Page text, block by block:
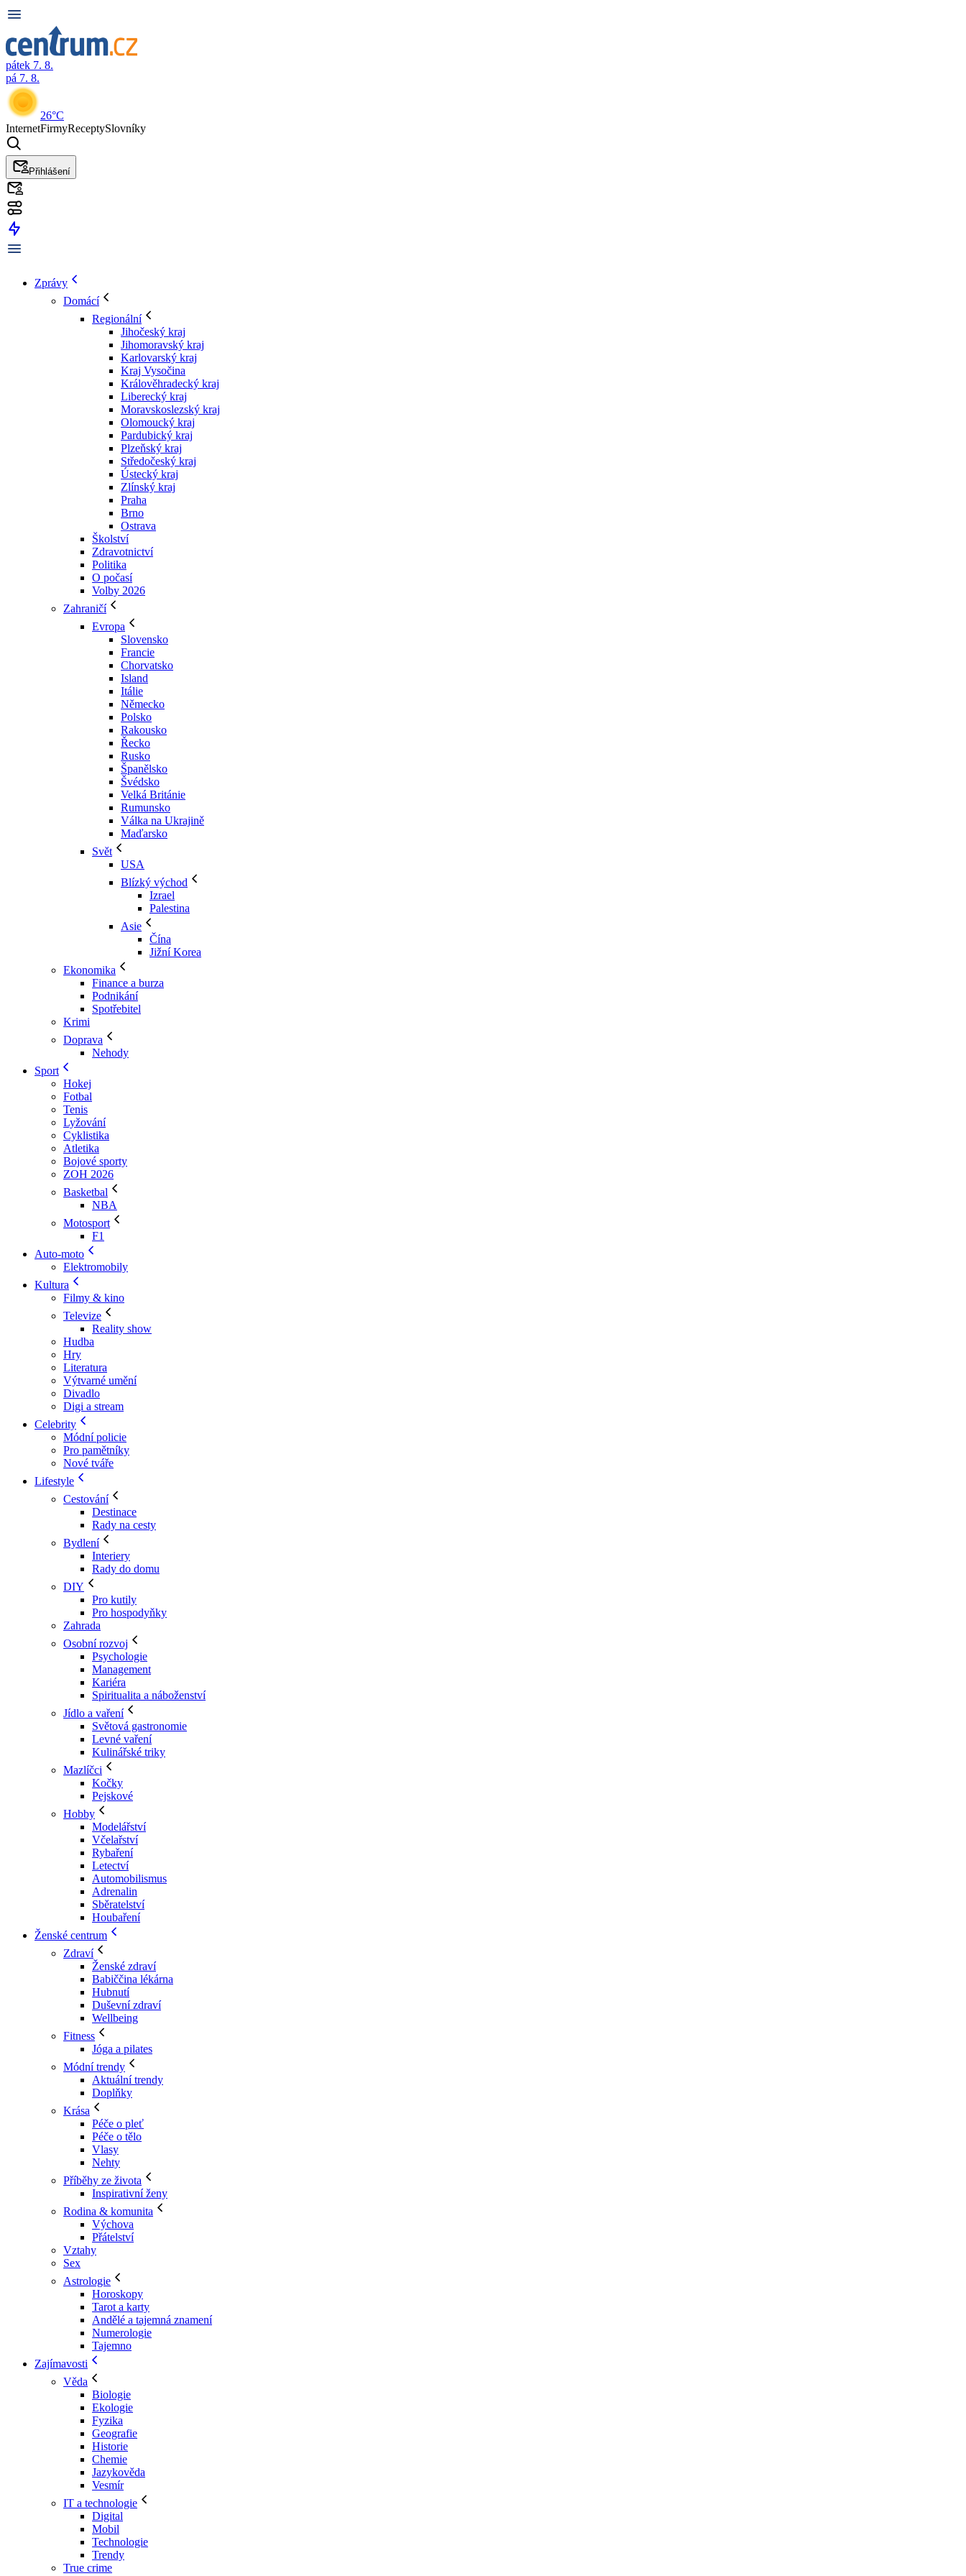
pátek 7. 8.
pá 7. 8.
26°C
InternetFirmyReceptySlovníky
Přihlášení
Zprávy
Domácí
Regionální
Jihočeský kraj
Jihomoravský kraj
Karlovarský kraj
Kraj Vysočina
Králověhradecký kraj
Liberecký kraj
Moravskoslezský kraj
Olomoucký kraj
Pardubický kraj
Plzeňský kraj
Středočeský kraj
Ústecký kraj
Zlínský kraj
Praha
Brno
Ostrava
Školství
Zdravotnictví
Politika
O počasí
Volby 2026
Zahraničí
Evropa
Slovensko
Francie
Chorvatsko
Island
Itálie
Německo
Polsko
Rakousko
Řecko
Rusko
Španělsko
Švédsko
Velká Británie
Rumunsko
Válka na Ukrajině
Maďarsko
Svět
USA
Blízký východ
Izrael
Palestina
Asie
Čína
Jižní Korea
Ekonomika
Finance a burza
Podnikání
Spotřebitel
Krimi
Doprava
Nehody
Sport
Hokej
Fotbal
Tenis
Lyžování
Cyklistika
Atletika
Bojové sporty
ZOH 2026
Basketbal
NBA
Motosport
F1
Auto-moto
Elektromobily
Kultura
Filmy & kino
Televize
Reality show
Hudba
Hry
Literatura
Výtvarné umění
Divadlo
Digi a stream
Celebrity
Módní policie
Pro pamětníky
Nové tváře
Lifestyle
Cestování
Destinace
Rady na cesty
Bydlení
Interiery
Rady do domu
DIY
Pro kutily
Pro hospodyňky
Zahrada
Osobní rozvoj
Psychologie
Management
Kariéra
Spiritualita a náboženství
Jídlo a vaření
Světová gastronomie
Levné vaření
Kulinářské triky
Mazlíčci
Kočky
Pejskové
Hobby
Modelářství
Včelařství
Rybaření
Letectví
Automobilismus
Adrenalin
Sběratelství
Houbaření
Ženské centrum
Zdraví
Ženské zdraví
Babiččina lékárna
Hubnutí
Duševní zdraví
Wellbeing
Fitness
Jóga a pilates
Módní trendy
Aktuální trendy
Doplňky
Krása
Péče o pleť
Péče o tělo
Vlasy
Nehty
Příběhy ze života
Inspirativní ženy
Rodina & komunita
Výchova
Přátelství
Vztahy
Sex
Astrologie
Horoskopy
Tarot a karty
Andělé a tajemná znamení
Numerologie
Tajemno
Zajímavosti
Věda
Biologie
Ekologie
Fyzika
Geografie
Historie
Chemie
Jazykověda
Vesmír
IT a technologie
Digital
Mobil
Technologie
Trendy
True crime